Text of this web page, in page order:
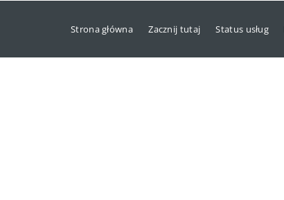
Strona główna Zacznij tutaj Status usług